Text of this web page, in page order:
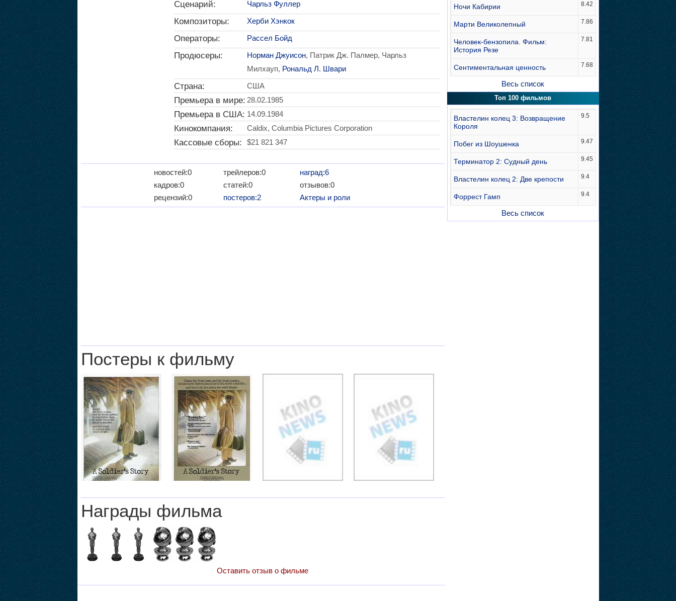
Сценарий: Чарльз Фуллер
Композиторы: Херби Хэнкок
Операторы: Рассел Бойд
Продюсеры: Норман Джуисон, Патрик Дж. Палмер, Чарльз
Милхауп, Рональд Л. Швари
Страна: США
Премьера в мире: 28.02.1985
Премьера в США: 14.09.1984
Кинокомпания: Caldix, Columbia Pictures Corporation
Кассовые сборы: $21 821 347
новостей:0
кадров:0
рецензий:0
трейлеров:0
статей:0
постеров:2
наград:6
отзывов:0
Актеры и роли
Постеры к фильму
Награды фильма
Оставить отзыв о фильме
Ночи Кабирии 8.42
Марти Великолепный 7.86
Человек-бензопила. Фильм:
История Резе
7.81
Сентиментальная ценность 7.68
Весь список
Топ 100 фильмов
Властелин колец 3: Возвращение
Короля
9.5
Побег из Шоушенка 9.47
Терминатор 2: Судный день 9.45
Властелин колец 2: Две крепости 9.4
Форрест Гамп 9.4
Весь список